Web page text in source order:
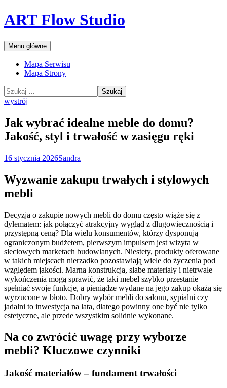
Przejdź
do
ART Flow Studio
Szukaj
Menu główne
Mapa Serwisu
Mapa Strony
Szukaj:
wystrój
Jak wybrać idealne meble do domu?
Jakość, styl i trwałość w zasięgu ręki
16 stycznia 2026Sandra
Wyzwanie zakupu trwałych i stylowych
mebli
Decyzja o zakupie nowych mebli do domu często wiąże się z
dylematem: jak połączyć atrakcyjny wygląd z długowiecznością i
przystępną ceną? Dla wielu konsumentów, którzy dysponują
ograniczonym budżetem, pierwszym impulsem jest wizyta w
sieciowych marketach budowlanych. Niestety, produkty oferowane
w takich miejscach nierzadko pozostawiają wiele do życzenia pod
względem jakości. Marna konstrukcja, słabe materiały i nietrwałe
wykończenia mogą sprawić, że taki mebel szybko przestanie
spełniać swoje funkcje, a pieniądze wydane na jego zakup okażą się
wyrzucone w błoto. Dobry wybór mebli do salonu, sypialni czy
jadalni to inwestycja na lata, dlatego powinny one być nie tylko
estetyczne, ale przede wszystkim solidnie wykonane.
Na co zwrócić uwagę przy wyborze
mebli? Kluczowe czynniki
Jakość materiałów – fundament trwałości